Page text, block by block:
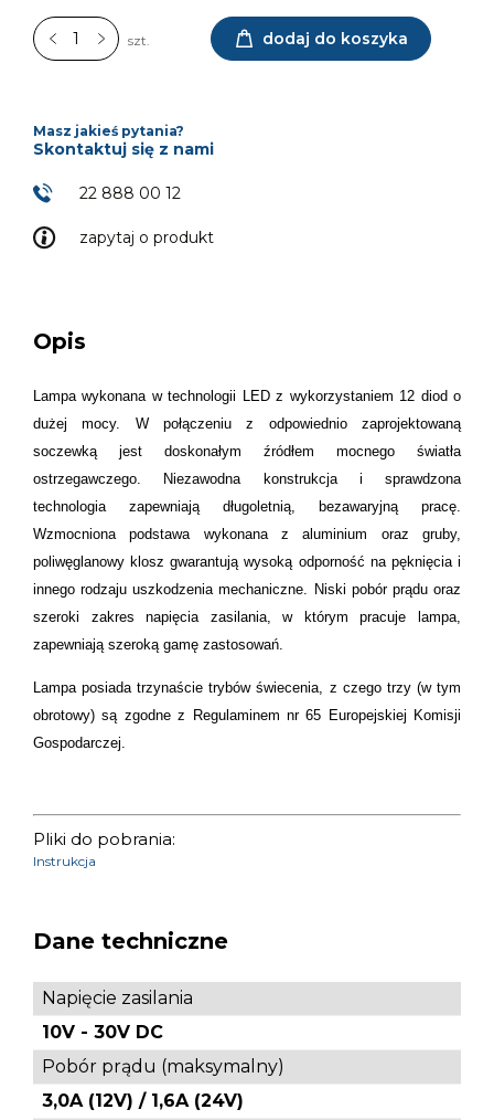
szt. dodaj do koszyka
zapytaj o produkt
Masz jakieś pytania?
Skontaktuj się z nami
22 888 00 12
Opis
Lampa wykonana w technologii LED z wykorzystaniem 12 diod o
dużej mocy. W połączeniu z odpowiednio zaprojektowaną
soczewką jest doskonałym źródłem mocnego światła
ostrzegawczego. Niezawodna konstrukcja i sprawdzona
technologia zapewniają długoletnią, bezawaryjną pracę.
Wzmocniona podstawa wykonana z aluminium oraz gruby,
poliwęglanowy klosz gwarantują wysoką odporność na pęknięcia i
innego rodzaju uszkodzenia mechaniczne. Niski pobór prądu oraz
szeroki zakres napięcia zasilania, w którym pracuje lampa,
zapewniają szeroką gamę zastosowań.
Lampa posiada trzynaście trybów świecenia, z czego trzy (w tym
obrotowy) są zgodne z Regulaminem nr 65 Europejskiej Komisji
Gospodarczej.
Pliki do pobrania:
Instrukcja
Dane techniczne
Napięcie zasilania
10V - 30V DC
Pobór prądu (maksymalny)
3,0A (12V) / 1,6A (24V)